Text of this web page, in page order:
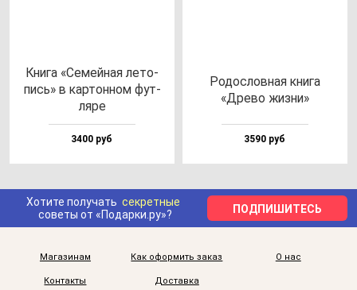
Кни­га «Семей­ная ле­то­
пись» в кар­тон­ном фут­
ля­ре
3400 руб
Родос­лов­ная кни­га
«Дре­во жиз­ни»
3590 руб
Хотите получать секретные
советы от «Подарки.ру»?
ПОДПИШИТЕСЬ
Магазинам Как оформить заказ О нас
Контакты Доставка